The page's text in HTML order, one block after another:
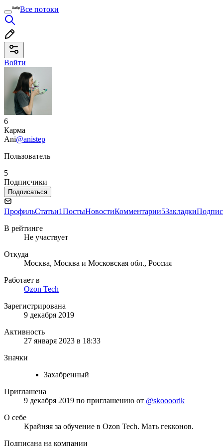
Все потоки
Войти
6
Карма
Ani@anistep
Пользователь
5
Подписчики
Подписаться
ПрофильСтатьи1ПостыНовостиКомментарии5Закладки
В рейтинге
Не участвует
Откуда
Москва, Москва и Московская обл., Россия
Работает в
Ozon Tech
Зарегистрирована
9 декабря 2019
Активность
27 января 2023 в 18:33
Значки
Захабренный
Приглашена
9 декабря 2019 по приглашению от @skoooorik
О себе
Крайняя за обучение в Ozon Tech. Мать гекконов.
Подписана на компании